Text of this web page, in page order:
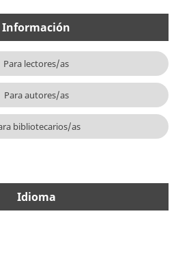
Información
Para lectores/as
Para autores/as
bibliotecarios/as
Idioma